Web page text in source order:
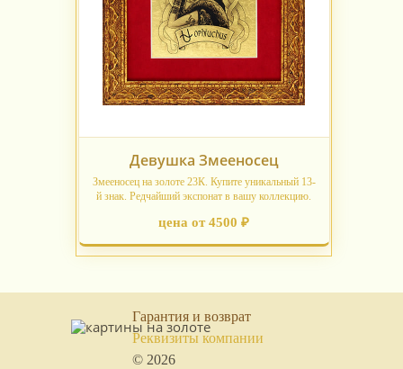
Девушка Змееносец
Змееносец на золоте 23К. Купите уникальный 13-
й знак. Редчайший экспонат в вашу коллекцию.
цена от 4500 ₽
Гарантия и возврат
Реквизиты компании
© 2026